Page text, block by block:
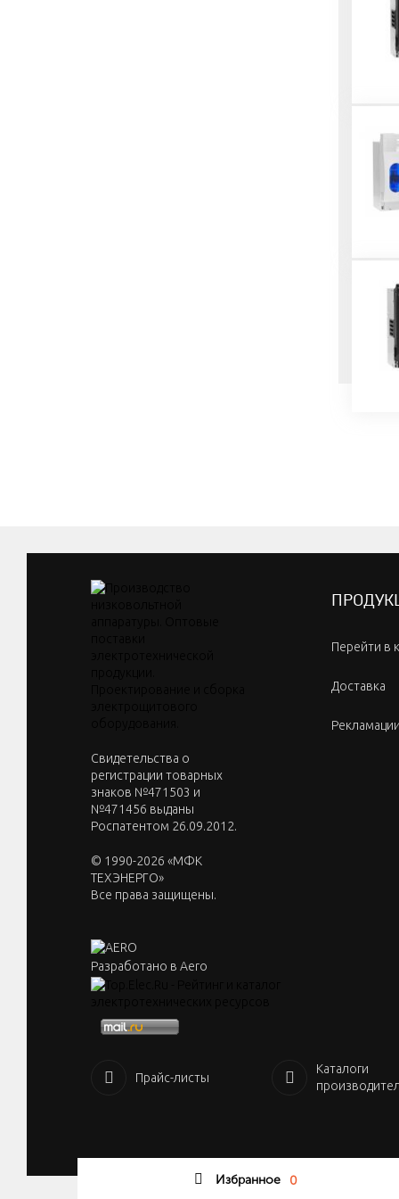
Cвидетельства о
регистрации товарных
знаков №471503 и
№471456 выданы
Роспатентом 26.09.2012.
© 1990-2026 «МФК
ТЕХЭНЕРГО»
Все права защищены.
Разработано в Aero
Перейти в
Доставка
Рекламации
Прайс-листы
Каталоги
Избранное 0